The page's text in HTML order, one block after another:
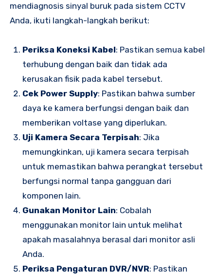
mendiagnosis sinyal buruk pada sistem CCTV
Anda, ikuti langkah-langkah berikut:
Periksa Koneksi Kabel: Pastikan semua kabel
terhubung dengan baik dan tidak ada
kerusakan fisik pada kabel tersebut.
Cek Power Supply: Pastikan bahwa sumber
daya ke kamera berfungsi dengan baik dan
memberikan voltase yang diperlukan.
Uji Kamera Secara Terpisah: Jika
memungkinkan, uji kamera secara terpisah
untuk memastikan bahwa perangkat tersebut
berfungsi normal tanpa gangguan dari
komponen lain.
Gunakan Monitor Lain: Cobalah
menggunakan monitor lain untuk melihat
apakah masalahnya berasal dari monitor asli
Anda.
Periksa Pengaturan DVR/NVR: Pastikan